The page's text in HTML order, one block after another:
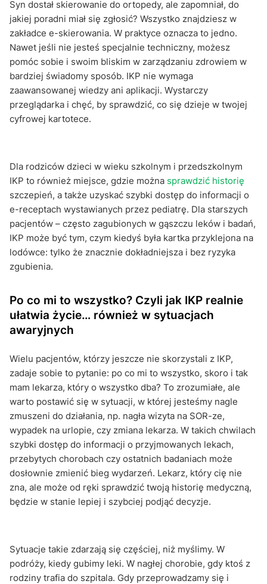
Syn dostał skierowanie do ortopedy, ale zapomniał, do
jakiej poradni miał się zgłosić? Wszystko znajdziesz w
zakładce e-skierowania. W praktyce oznacza to jedno.
Nawet jeśli nie jesteś specjalnie techniczny, możesz
pomóc sobie i swoim bliskim w zarządzaniu zdrowiem w
bardziej świadomy sposób. IKP nie wymaga
zaawansowanej wiedzy ani aplikacji. Wystarczy
przeglądarka i chęć, by sprawdzić, co się dzieje w twojej
cyfrowej kartotece.
Dla rodziców dzieci w wieku szkolnym i przedszkolnym
IKP to również miejsce, gdzie można sprawdzić historię
szczepień, a także uzyskać szybki dostęp do informacji o
e-receptach wystawianych przez pediatrę. Dla starszych
pacjentów – często zagubionych w gąszczu leków i badań,
IKP może być tym, czym kiedyś była kartka przyklejona na
lodówce: tylko że znacznie dokładniejsza i bez ryzyka
zgubienia.
Po co mi to wszystko? Czyli jak IKP realnie
ułatwia życie… również w sytuacjach
awaryjnych
Wielu pacjentów, którzy jeszcze nie skorzystali z IKP,
zadaje sobie to pytanie: po co mi to wszystko, skoro i tak
mam lekarza, który o wszystko dba? To zrozumiałe, ale
warto postawić się w sytuacji, w której jesteśmy nagle
zmuszeni do działania, np. nagła wizyta na SOR-ze,
wypadek na urlopie, czy zmiana lekarza. W takich chwilach
szybki dostęp do informacji o przyjmowanych lekach,
przebytych chorobach czy ostatnich badaniach może
dosłownie zmienić bieg wydarzeń. Lekarz, który cię nie
zna, ale może od ręki sprawdzić twoją historię medyczną,
będzie w stanie lepiej i szybciej podjąć decyzje.
Sytuacje takie zdarzają się częściej, niż myślimy. W
podróży, kiedy gubimy leki. W nagłej chorobie, gdy ktoś z
rodziny trafia do szpitala. Gdy przeprowadzamy się i